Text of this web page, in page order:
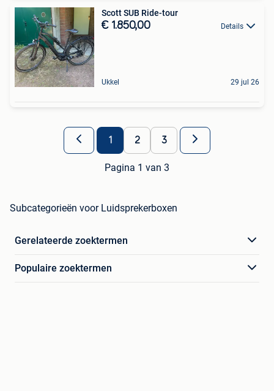
Scott SUB Ride-tour
€ 1.850,00 Details
Ukkel 29 jul 26
1 2 3
Pagina 1 van 3
Subcategorieën voor Luidsprekerboxen
Gerelateerde zoektermen
Populaire zoektermen